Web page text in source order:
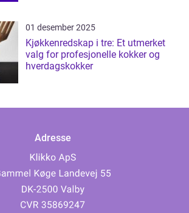
01 desember 2025
Kjøkkenredskap i tre: Et utmerket
valg for profesjonelle kokker og
hverdagskokker
Adresse